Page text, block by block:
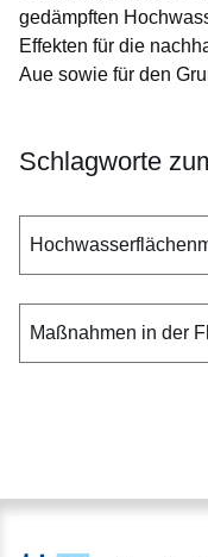
gedämpften
Effekten für die
Aue sowie für den
Schlagworte
Maßnahmen in der